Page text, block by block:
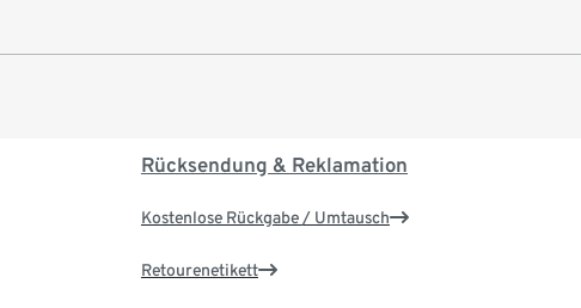
Rücksendung & Reklamation
Kostenlose Rückgabe / Umtausch
Retourenetikett